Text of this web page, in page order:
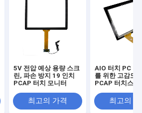
5V 전압 예상 용량 스크
린, 파손 방지 19 인치
PCAP 터치 모니터
최고의 가격
AIO 터치 PC
를 위한 고감도
PCAP 터치스크
최고의